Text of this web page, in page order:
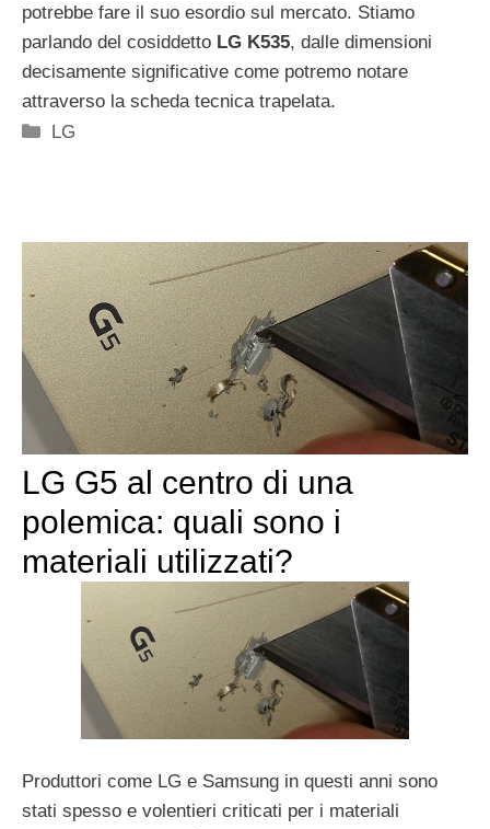
potrebbe fare il suo esordio sul mercato. Stiamo
parlando del cosiddetto LG K535, dalle dimensioni
decisamente significative come potremo notare
attraverso la scheda tecnica trapelata.
Categorie
LG
LG G5 al centro di una
polemica: quali sono i
materiali utilizzati?
Produttori come LG e Samsung in questi anni sono
stati spesso e volentieri criticati per i materiali